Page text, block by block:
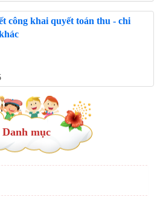
công khai quyết toán thu - chi
Danh mục